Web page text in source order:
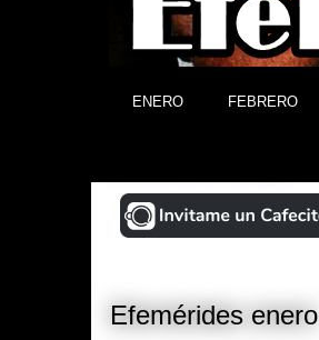
ENERO FEBRERO
Efemérides enero